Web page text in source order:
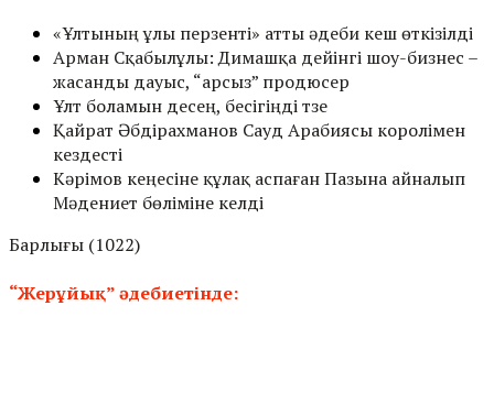
«Ұлтының ұлы перзенті» атты әдеби кеш өткізілді
Арман Сқабылұлы: Димашқа дейінгі шоу-бизнес –
жасанды дауыс, “арсыз” продюсер
Ұлт боламын десең, бесігіңді түзе
Қайрат Әбдірахманов Сауд Арабиясы королімен
кездесті
Кәрімов кеңесіне құлақ аспаған Пазына айналып
Мәдениет бөліміне келді
Барлығы (1022)
“Жерұйық” әдебиетінде: